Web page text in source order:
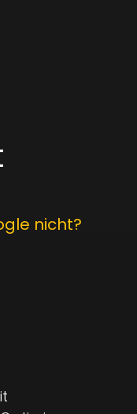
nicht?